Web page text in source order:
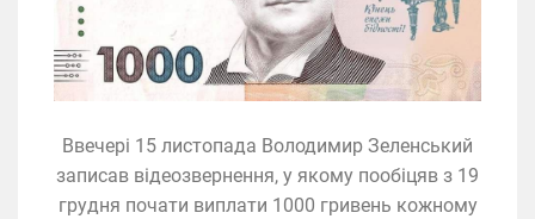
Ввечері 15 листопада Володимир Зеленський
записав відеозвернення, у якому пообіцяв з 19
грудня почати виплати 1000 гривень кожному